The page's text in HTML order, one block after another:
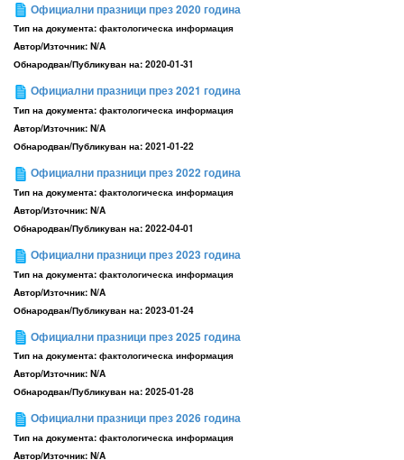
Официални празници през 2020 година
Тип на документа: фактологическа информация
Aвтор/Източник: N/A
Обнародван/Публикуван на: 2020-01-31
Официални празници през 2021 година
Тип на документа: фактологическа информация
Aвтор/Източник: N/A
Обнародван/Публикуван на: 2021-01-22
Официални празници през 2022 година
Тип на документа: фактологическа информация
Aвтор/Източник: N/A
Обнародван/Публикуван на: 2022-04-01
Официални празници през 2023 година
Тип на документа: фактологическа информация
Aвтор/Източник: N/A
Обнародван/Публикуван на: 2023-01-24
Официални празници през 2025 година
Тип на документа: фактологическа информация
Aвтор/Източник: N/A
Обнародван/Публикуван на: 2025-01-28
Официални празници през 2026 година
Тип на документа: фактологическа информация
Aвтор/Източник: N/A